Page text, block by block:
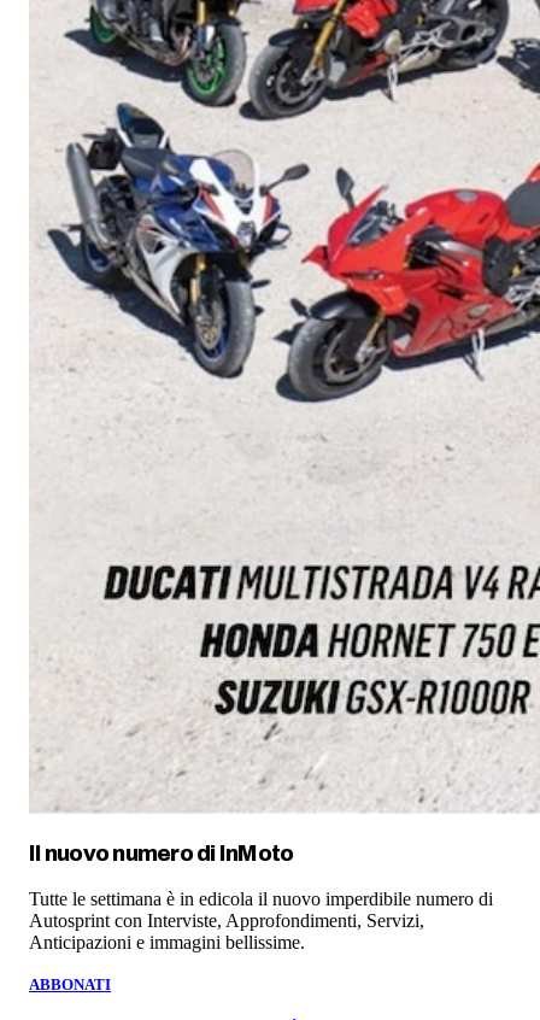
Il nuovo numero di InMoto
Tutte le settimana è in edicola il nuovo imperdibile numero di
Autosprint con Interviste, Approfondimenti, Servizi,
Anticipazioni e immagini bellissime.
ABBONATI